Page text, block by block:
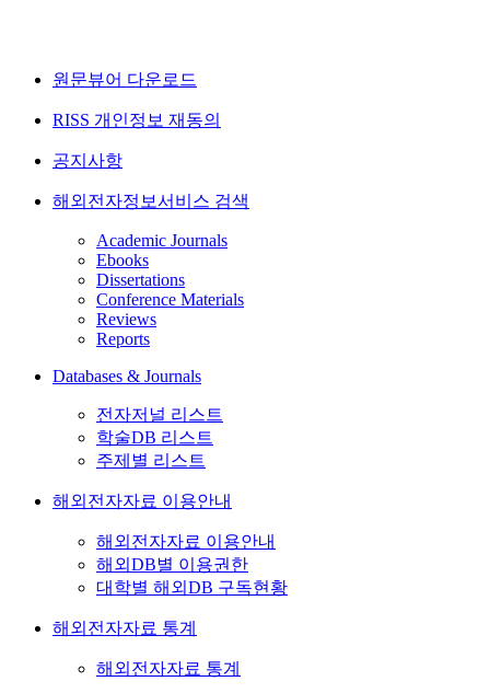
원문뷰어 다운로드
RISS 개인정보 재동의
공지사항
해외전자정보서비스 검색
Academic Journals
Ebooks
Dissertations
Conference Materials
Reviews
Reports
Databases & Journals
전자저널 리스트
학술DB 리스트
주제별 리스트
해외전자자료 이용안내
해외전자자료 이용안내
해외DB별 이용권한
대학별 해외DB 구독현황
해외전자자료 통계
해외전자자료 통계